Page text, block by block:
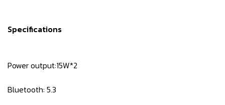
Specifications
Power output:15W*2
Bluetooth: 5.3